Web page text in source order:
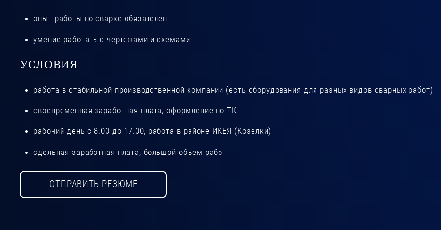
опыт работы по сварке обязателен
умение работать с чертежами и схемами
УСЛОВИЯ
работа в стабильной производственной компании (есть оборудования для разных видов сварных работ)
своевременная заработная плата, оформление по ТК
рабочий день с 8.00 до 17.00, работа в районе ИКЕЯ (Козелки)
сдельная заработная плата, большой объем работ
ОТПРАВИТЬ РЕЗЮМЕ